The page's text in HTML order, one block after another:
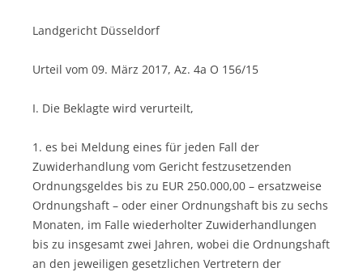
Landgericht Düsseldorf
Urteil vom 09. März 2017, Az. 4a O 156/15
I. Die Beklagte wird verurteilt,
1. es bei Meldung eines für jeden Fall der
Zuwiderhandlung vom Gericht festzusetzenden
Ordnungsgeldes bis zu EUR 250.000,00 – ersatzweise
Ordnungshaft – oder einer Ordnungshaft bis zu sechs
Monaten, im Falle wiederholter Zuwiderhandlungen
bis zu insgesamt zwei Jahren, wobei die Ordnungshaft
an den jeweiligen gesetzlichen Vertretern der